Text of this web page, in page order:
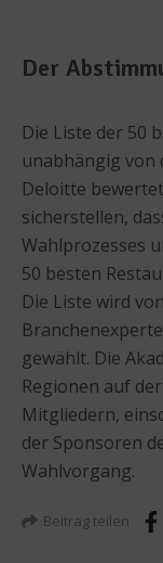
Der
Die Liste der 50
unabhängig
Deloitte
sicherstellen,
Wahlprozesses
50 besten
Die Liste wird
gewählt. Die
Regionen auf
Mitgliedern,
der Sponsoren
Wahlvorgang.
Beitrag teilen